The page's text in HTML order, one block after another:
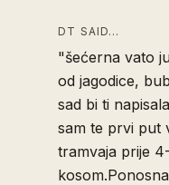
DT SAID…
"šećerna vato
od jagodice,
sad bi ti
sam te prvi put
tramvaja prije